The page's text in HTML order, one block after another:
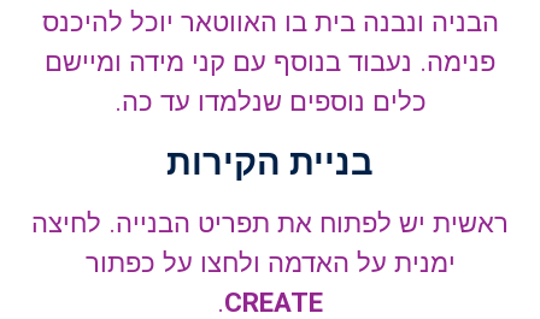
הבניה ונבנה בית בו האווטאר יוכל להיכנס
פנימה. נעבוד בנוסף עם קני מידה ומיישם
כלים נוספים שנלמדו עד כה.
בניית הקירות
ראשית יש לפתוח את תפריט הבנייה. לחיצה
ימנית על האדמה ולחצו על כפתור
CREATE
.